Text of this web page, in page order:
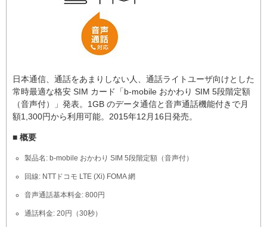
日本通信、通話をあまりしない人、通話ライトユーザ向けとした
常時最適な格安 SIM カード「b-mobile おかわり SIM 5段階定額
（音声付）」発表。1GB のデータ通信と音声通話機能付きで月
額1,300円から利用可能。2015年12月16日発売。
■ 概要
製品名: b-mobile おかわり SIM 5段階定額（音声付）
回線: NTTドコモ LTE (Xi) FOMA 網
音声通話基本料金: 800円
通話料金: 20円（30秒）